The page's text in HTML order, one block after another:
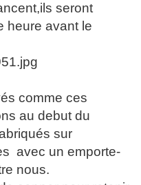
seront
heure avant le
comme ces
au debut du
sur
avec un emporte-
nous.